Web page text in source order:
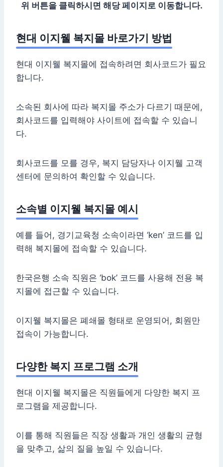
위 버튼을 클릭하시면 해당 페이지로 이동합니다.
현대 이지웰 복지몰 바로가기 방법
현대 이지웰 복지몰에 접속하려면 회사코드가 필요
합니다.
소속된 회사에 따라 복지몰 주소가 다르기 때문에,
회사코드를 입력해야 사이트에 접속할 수 있습니
다.
회사코드를 모를 경우, 복지 담당자나 이지웰 고객
센터에 문의하여 확인할 수 있습니다.
소속별 이지웰 복지몰 예시
예를 들어, 경기교육청 소속이라면 ‘ken’ 코드를 입
력해 복지몰에 접속할 수 있습니다.
한국은행 소속 직원은 ‘bok’ 코드를 사용해 전용 복
지몰에 접근할 수 있습니다.
이지웰 복지몰은 폐쇄몰 형태로 운영되어, 회원만
접속이 가능합니다.
다양한 복지 프로그램 소개
현대 이지웰 복지몰은 직원들에게 다양한 복지 프
로그램을 제공합니다.
이를 통해 직원들은 직장 생활과 개인 생활의 균형
을 맞추고, 삶의 질을 높일 수 있습니다.